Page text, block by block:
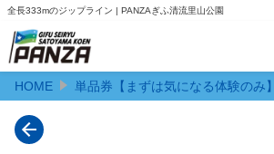
全長333mのジップライン | PANZAぎふ清流里山公園
カテゴリー
予約サイト限定のお得なセット券
HOME 単品券【まずは気になる体験のみ】